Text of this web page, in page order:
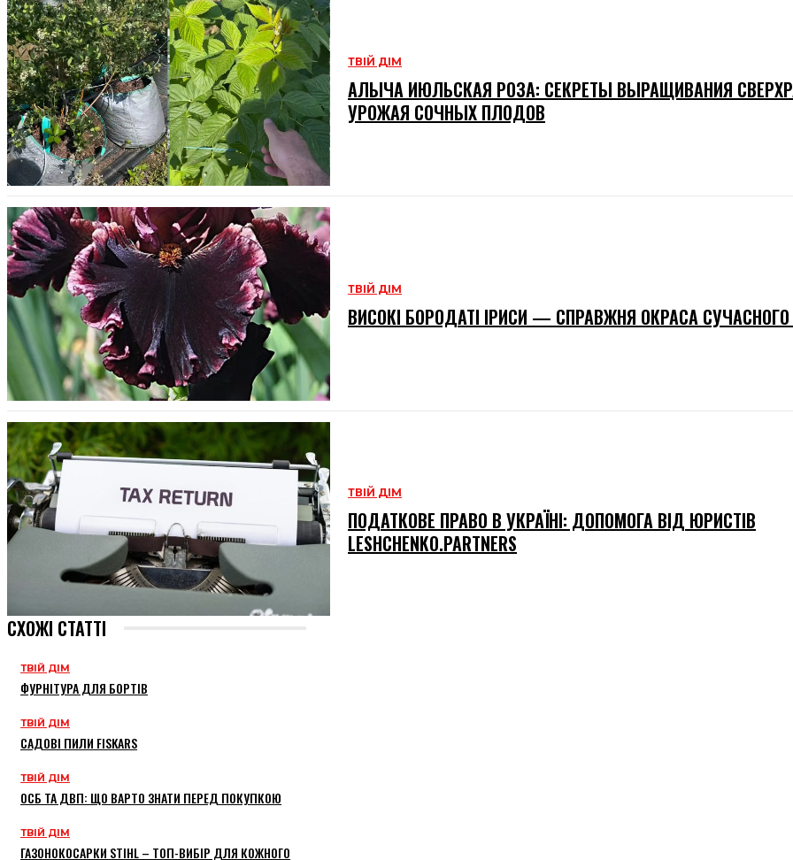
ТВІЙ ДІМ
АЛЫЧА ИЮЛЬСКАЯ РОЗА: СЕКРЕТЫ ВЫРАЩИВАНИЯ
УРОЖАЯ СОЧНЫХ ПЛОДОВ
ТВІЙ ДІМ
ВИСОКІ БОРОДАТІ ІРИСИ — СПРАВЖНЯ ОКРАСА
ТВІЙ ДІМ
ПОДАТКОВЕ ПРАВО В УКРАЇНІ: ДОПОМОГА ВІД ЮРИСТІВ
LESHCHENKO.PARTNERS
СХОЖІ СТАТТІ
ТВІЙ ДІМ
ФУРНІТУРА ДЛЯ БОРТІВ
ТВІЙ ДІМ
САДОВІ ПИЛИ FISKARS
ТВІЙ ДІМ
ОСБ ТА ДВП: ЩО ВАРТО ЗНАТИ ПЕРЕД ПОКУПКОЮ
ТВІЙ ДІМ
ГАЗОНОКОСАРКИ STIHL – ТОП-ВИБІР ДЛЯ КОЖНОГО